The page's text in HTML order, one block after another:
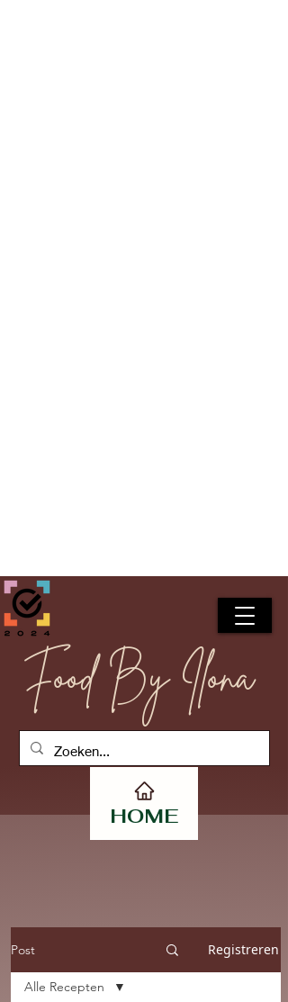
Food By Ilona
HOME
Post Registreren
Alle Recepten